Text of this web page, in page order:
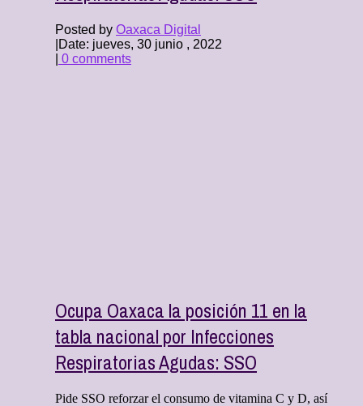
Posted by Oaxaca Digital
Date: jueves, 30 junio , 2022
0 comments
Ocupa Oaxaca la posición 11 en la
tabla nacional por Infecciones
Respiratorias Agudas: SSO
Pide SSO reforzar el consumo de vitamina C y D, así